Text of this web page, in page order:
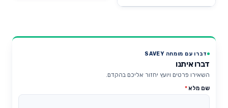
דברו עם מומחה SAVEY
דברו איתנו
השאירו פרטים ויועץ יחזור אליכם בהקדם.
שם מלא*